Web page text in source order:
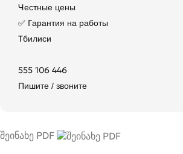
Честные цены
✅ Гарантия на работы
Тбилиси
555 106 446
Пишите / звоните
შეინახე PDF